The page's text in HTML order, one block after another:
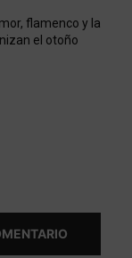
flamenco y la
el otoño